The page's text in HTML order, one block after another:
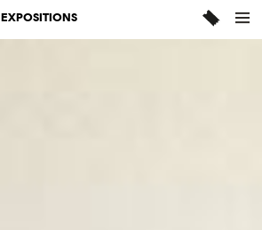
EXPOSITIONS